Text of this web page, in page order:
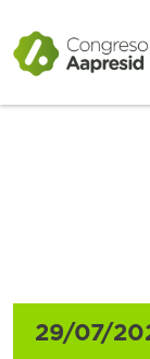
29/07/